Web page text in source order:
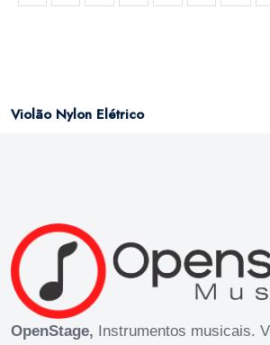
Violão Nylon Elétrico
OpenStage, Instrumentos musicais.